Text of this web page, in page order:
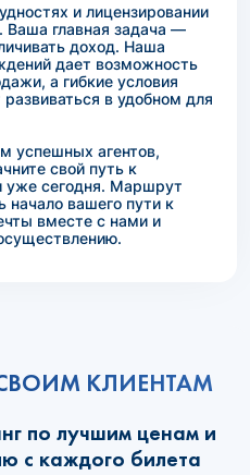
и лицензировании
главная задача —
доход. Наша
дает возможность
а гибкие условия
в удобном для
успешных агентов,
свой путь к
уже сегодня. Маршрут
начало вашего пути к
вместе с нами и
КЛИЕНТАМ
по лучшим ценам и
с каждого билета